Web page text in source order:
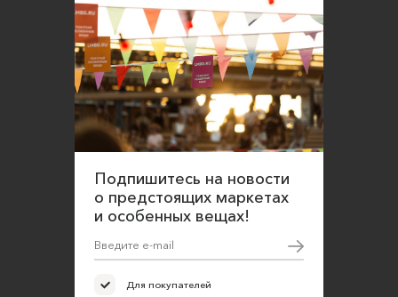
Подпишитесь на новости
о предстоящих маркетах
и особенных вещах!
Для покупателей